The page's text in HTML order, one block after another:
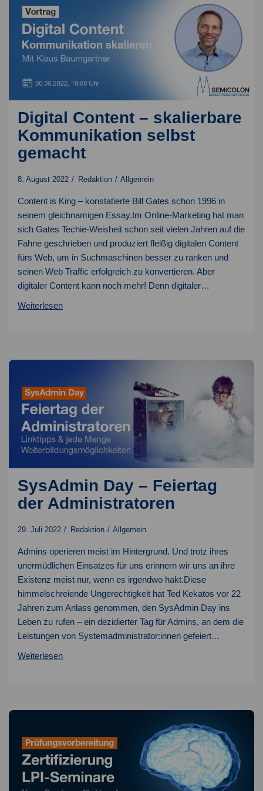
Digital Content – skalierbare
Kommunikation selbst
gemacht
8. August 2022 Redaktion Allgemein
Content is King – konstatierte Bill Gates schon 1996 in
seinem gleichnamigen Essay.Im Online-Marketing hat man
sich Gates Techie-Weisheit schon seit vielen Jahren auf die
Fahne geschrieben und produziert fleißig digitalen Content
fürs Web, um in Suchmaschinen besser zu ranken und
seinen Web Traffic erfolgreich zu konvertieren. Aber
digitaler Content kann noch mehr! Denn digitaler…
WeiterlesenDigital
Kommunikation
gemacht
SysAdmin Day – Feiertag
der Administratoren
29. Juli 2022 Redaktion Allgemein
Admins operieren meist im Hintergrund. Und trotz ihres
unermüdlichen Einsatzes für uns erinnern wir uns an ihre
Existenz meist nur, wenn es irgendwo hakt.Diese
himmelschreiende Ungerechtigkeit hat Ted Kekatos vor 22
Jahren zum Anlass genommen, den SysAdmin Day ins
Leben zu rufen – ein dezidierter Tag für Admins, an dem die
Leistungen von Systemadministrator:innen gefeiert…
WeiterlesenSysAdmin
der